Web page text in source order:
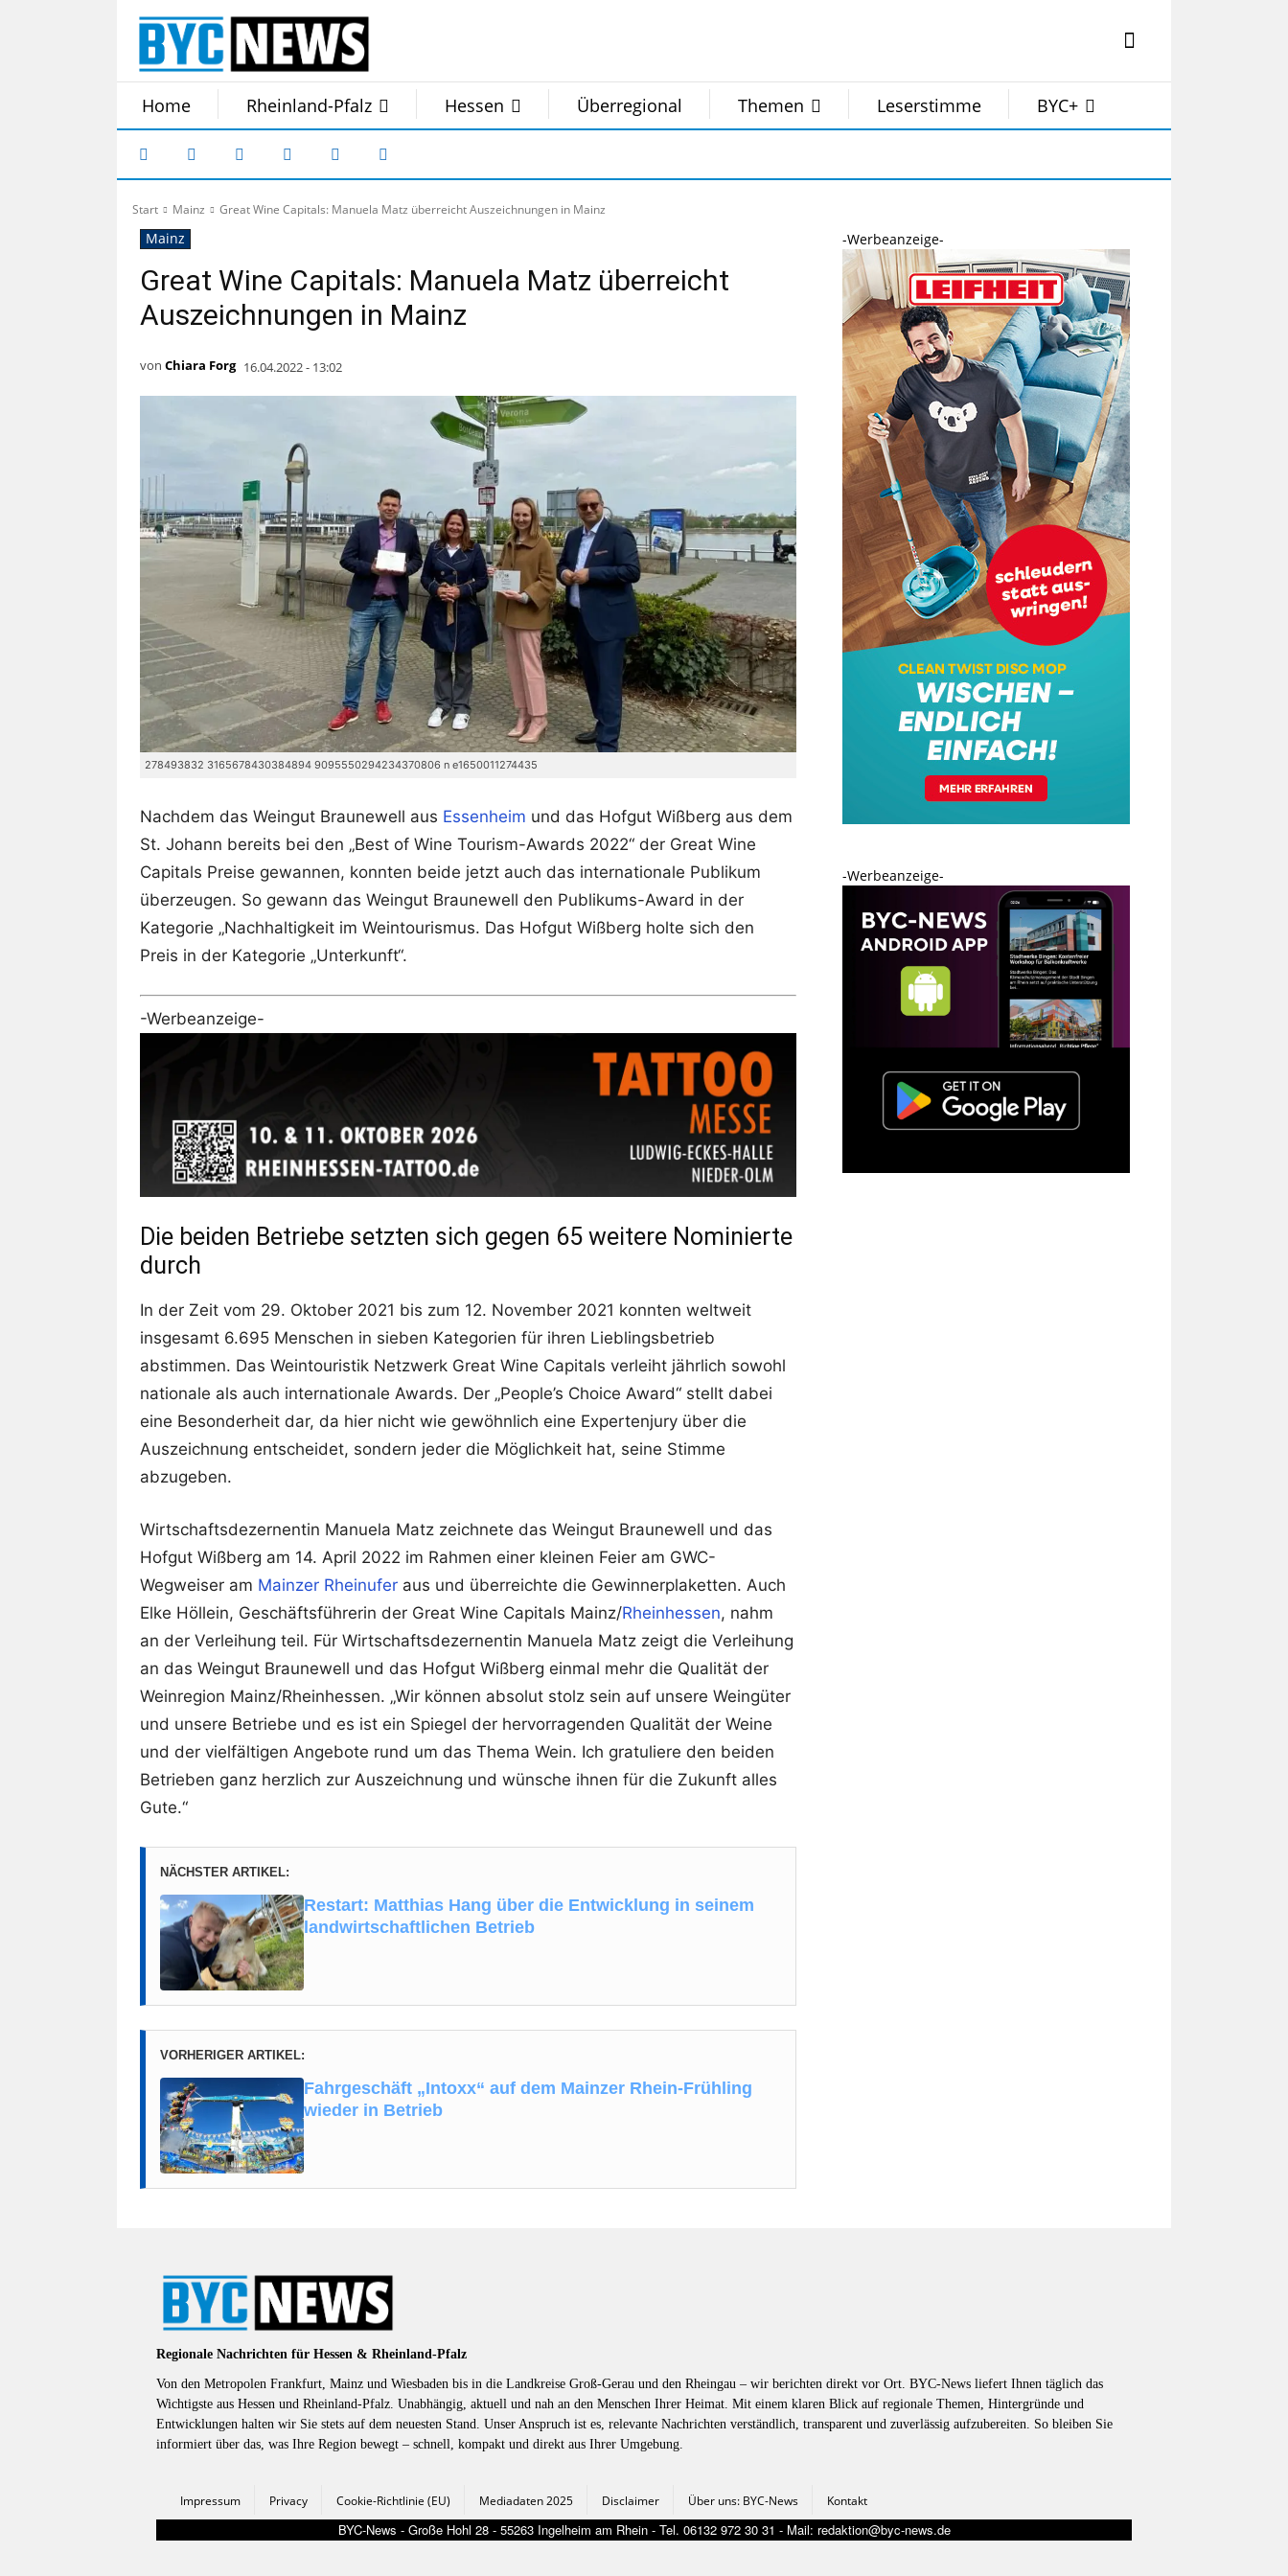
Home Rheinland-Pfalz Hessen Überregional Themen Leserstimme BYC+
Start Mainz Great Wine Capitals: Manuela Matz überreicht Auszeichnungen in Mainz
Mainz
Great Wine Capitals: Manuela Matz überreicht
Auszeichnungen in Mainz
von Chiara Forg 16.04.2022 - 13:02
278493832 3165678430384894 9095550294234370806 n e1650011274435
Nachdem das Weingut Braunewell aus Essenheim und das Hofgut Wißberg aus dem
St. Johann bereits bei den „Best of Wine Tourism-Awards 2022“ der Great Wine
Capitals Preise gewannen, konnten beide jetzt auch das internationale Publikum
überzeugen. So gewann das Weingut Braunewell den Publikums-Award in der
Kategorie „Nachhaltigkeit im Weintourismus. Das Hofgut Wißberg holte sich den
Preis in der Kategorie „Unterkunft“.
-Werbeanzeige-
Die beiden Betriebe setzten sich gegen 65 weitere Nominierte
durch
In der Zeit vom 29. Oktober 2021 bis zum 12. November 2021 konnten weltweit
insgesamt 6.695 Menschen in sieben Kategorien für ihren Lieblingsbetrieb
abstimmen. Das Weintouristik Netzwerk Great Wine Capitals verleiht jährlich sowohl
nationale als auch internationale Awards. Der „People’s Choice Award“ stellt dabei
eine Besonderheit dar, da hier nicht wie gewöhnlich eine Expertenjury über die
Auszeichnung entscheidet, sondern jeder die Möglichkeit hat, seine Stimme
abzugeben.
Wirtschaftsdezernentin Manuela Matz zeichnete das Weingut Braunewell und das
Hofgut Wißberg am 14. April 2022 im Rahmen einer kleinen Feier am GWC-
Wegweiser am Mainzer Rheinufer aus und überreichte die Gewinnerplaketten. Auch
Elke Höllein, Geschäftsführerin der Great Wine Capitals Mainz/Rheinhessen, nahm
an der Verleihung teil. Für Wirtschaftsdezernentin Manuela Matz zeigt die Verleihung
an das Weingut Braunewell und das Hofgut Wißberg einmal mehr die Qualität der
Weinregion Mainz/Rheinhessen. „Wir können absolut stolz sein auf unsere Weingüter
und unsere Betriebe und es ist ein Spiegel der hervorragenden Qualität der Weine
und der vielfältigen Angebote rund um das Thema Wein. Ich gratuliere den beiden
Betrieben ganz herzlich zur Auszeichnung und wünsche ihnen für die Zukunft alles
Gute.“
NÄCHSTER ARTIKEL:
Restart: Matthias Hang über die Entwicklung in seinem
landwirtschaftlichen Betrieb
VORHERIGER ARTIKEL:
Fahrgeschäft „Intoxx“ auf dem Mainzer Rhein-Frühling
wieder in Betrieb
-Werbeanzeige-
-Werbeanzeige-
Regionale Nachrichten für Hessen & Rheinland-Pfalz
Von den Metropolen Frankfurt, Mainz und Wiesbaden bis in die Landkreise Groß-Gerau und den Rheingau – wir berichten direkt vor Ort. BYC-News liefert Ihnen täglich das
Wichtigste aus Hessen und Rheinland-Pfalz. Unabhängig, aktuell und nah an den Menschen Ihrer Heimat. Mit einem klaren Blick auf regionale Themen, Hintergründe und
Entwicklungen halten wir Sie stets auf dem neuesten Stand. Unser Anspruch ist es, relevante Nachrichten verständlich, transparent und zuverlässig aufzubereiten. So bleiben Sie
informiert über das, was Ihre Region bewegt – schnell, kompakt und direkt aus Ihrer Umgebung.
Impressum Privacy Cookie-Richtlinie (EU) Mediadaten 2025 Disclaimer Über uns: BYC-News Kontakt
BYC-News - Große Hohl 28 - 55263 Ingelheim am Rhein - Tel. 06132 972 30 31 - Mail: redaktion@byc-news.de